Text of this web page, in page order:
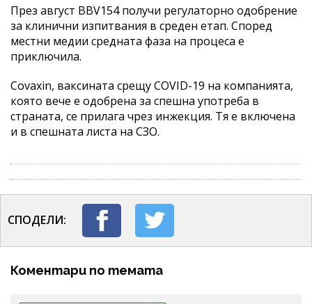
През август BBV154 получи регулаторно одобрение
за клинични изпитвания в среден етап. Според
местни медии средната фаза на процеса е
приключила.
Covaxin, ваксината срещу COVID-19 на компанията,
която вече е одобрена за спешна употреба в
страната, се прилага чрез инжекция. Тя е включена
и в спешната листа на СЗО.
СПОДЕЛИ:
Коментари по темата